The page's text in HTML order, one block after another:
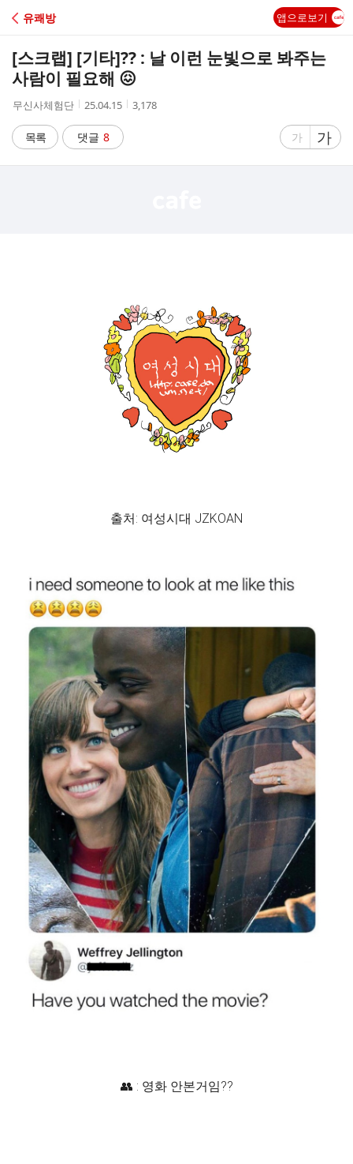
C
A
유쾌방 앱으로보기
[스크랩] [기타]?? : 날 이런 눈빛으로 봐주는
사람이 필요해 😖
작
자
무신사체험단
작
시
간
25.04.15
조
3,178
목록 댓글 8
글
가
글
자
가
출처: 여성시대 JZKOAN
👥️ : 영화 안본거임??